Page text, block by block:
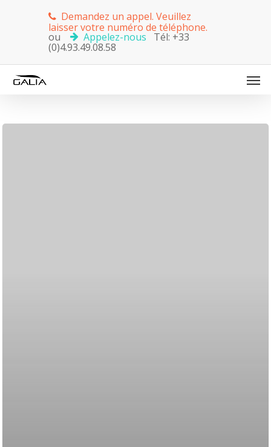
Demandez un appel. Veuillez
laisser votre numéro de téléphone.
ou Appelez-nous
Tél: +33
(0)4.93.49.08.58